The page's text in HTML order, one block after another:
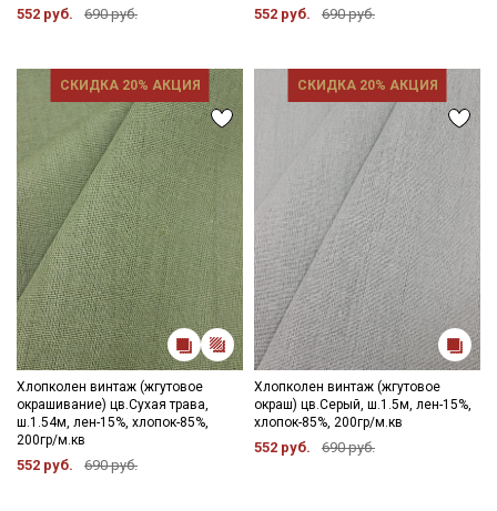
552 руб. 690 руб. 552 руб. 690 руб.
СКИДКА 20% АКЦИЯ
Хлопколен винтаж (жгутовое
окрашивание) цв.Сухая трава,
ш.1.54м, лен-15%, хлопок-85%,
200гр/м.кв
552 руб. 690 руб.
СКИДКА 20% АКЦИЯ
Хлопколен винтаж (жгутовое
окраш) цв.Серый, ш.1.5м, лен-15%,
хлопок-85%, 200гр/м.кв
552 руб. 690 руб.